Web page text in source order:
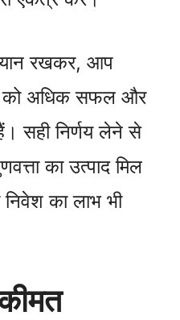
रखकर, आप
को अधिक सफल और
का उत्पाद मिल
का लाभ भी